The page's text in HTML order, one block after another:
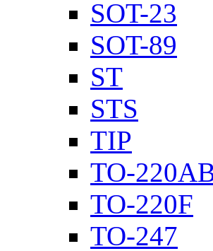
SOT-23
SOT-89
ST
STS
TIP
TO-
TO-220F
TO-247